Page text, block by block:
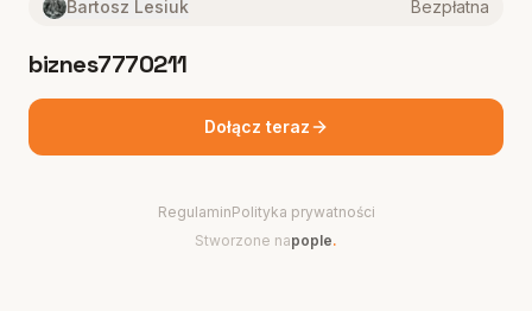
Bartosz Lesiuk Bezpłatna
biznes7770211
Dołącz teraz
RegulaminPolityka prywatności
Stworzone napople.